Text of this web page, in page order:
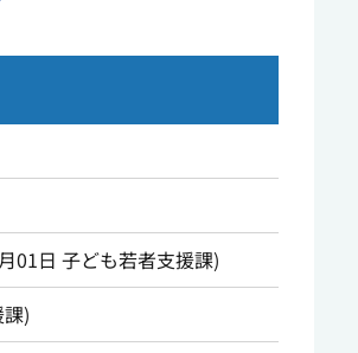
01日 子ども若者支援課)
)